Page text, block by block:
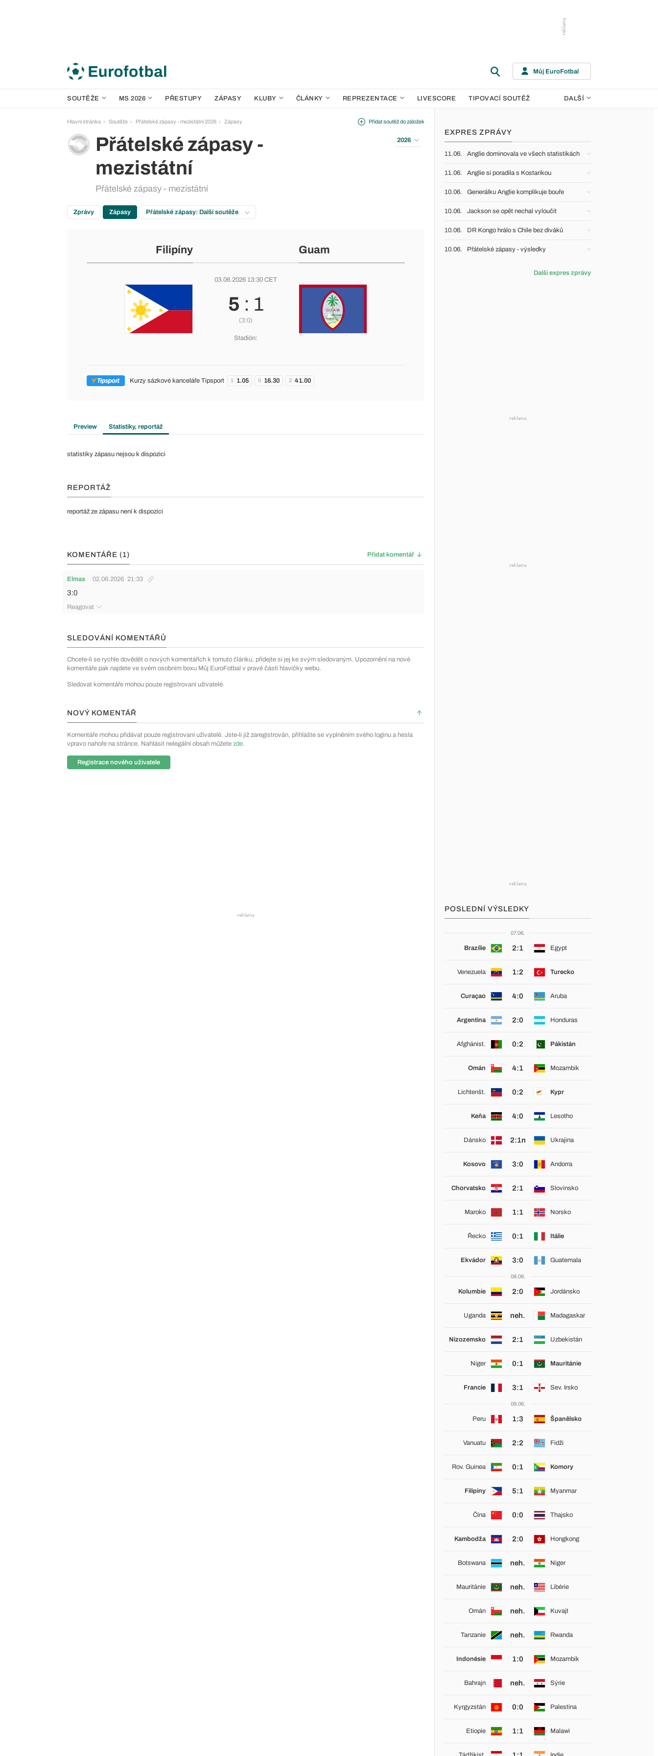
Můj EuroFotbal
SOUTĚŽE MS 2026 PŘESTUPY ZÁPASY KLUBY ČLÁNKY REPREZENTACE LIVESCORE TIPOVACÍ SOUTĚŽ DALŠÍ
Hlavní stránka Soutěže Přátelské zápasy - mezistátní 2026 Zápasy
Přátelské zápasy -
mezistátní
Přátelské zápasy - mezistátní
Přidat soutěž do záložek
2026
Zprávy Zápasy Přátelské zápasy: Další soutěže
Filipíny Guam
03.06.2026 13:30 CET
5 : 1
(3:0)
Stadión:
Kurzy sázkové kanceláře Tipsport 1 1.05 0 16.30 2 41.00
Preview Statistiky, reportáž
statistiky zápasu nejsou k dispozici
REPORTÁŽ
reportáž ze zápasu není k dispozici
KOMENTÁŘE (1) Přidat komentář
Elmas 02.06.2026 21:33
3:0
Reagovat
SLEDOVÁNÍ KOMENTÁŘŮ
Chcete-li se rychle dovědět o nových komentářích k tomuto článku, přidejte si jej ke svým sledovaným. Upozornění na nové
komentáře pak najdete ve svém osobním boxu Můj EuroFotbal v pravé části hlavičky webu.
Sledovat komentáře mohou pouze registrovaní uživatelé.
NOVÝ KOMENTÁŘ
Komentáře mohou přidávat pouze registrovaní uživatelé. Jste-li již zaregistrován, přihlašte se vyplněním svého loginu a hesla
vpravo nahoře na stránce. Nahlásit nelegální obsah můžete zde.
Registrace nového uživatele
EXPRES ZPRÁVY
11.06. Anglie dominovala ve všech statistikách
11.06. Anglie si poradila s Kostarikou
10.06. Generálku Anglie komplikuje bouře
10.06. Jackson se opět nechal vyloučit
10.06. DR Kongo hrálo s Chile bez diváků
10.06. Přátelské zápasy - výsledky
Další expres zprávy
POSLEDNÍ VÝSLEDKY
07.06.
Brazílie 2:1 Egypt
Venezuela 1:2 Turecko
Curaçao 4:0 Aruba
Argentina 2:0 Honduras
Afghánist. 0:2 Pákistán
Omán 4:1 Mozambik
Lichtenšt. 0:2 Kypr
Keňa 4:0 Lesotho
Dánsko 2:1n Ukrajina
Kosovo 3:0 Andorra
Chorvatsko 2:1 Slovinsko
Maroko 1:1 Norsko
Řecko 0:1 Itálie
Ekvádor 3:0 Guatemala
08.06.
Kolumbie 2:0 Jordánsko
Uganda neh. Madagaskar
Nizozemsko 2:1 Uzbekistán
Niger 0:1 Mauritánie
Francie 3:1 Sev. Irsko
09.06.
Peru 1:3 Španělsko
Vanuatu 2:2 Fidži
Rov. Guinea 0:1 Komory
Filipíny 5:1 Myanmar
Čína 0:0 Thajsko
Kambodža 2:0 Hongkong
Botswana neh. Niger
Mauritánie neh. Libérie
Omán neh. Kuvajt
Tanzanie neh. Rwanda
Indonésie 1:0 Mozambik
Bahrajn neh. Sýrie
Kyrgyzstán 0:0 Palestina
Etiopie 1:1 Malawi